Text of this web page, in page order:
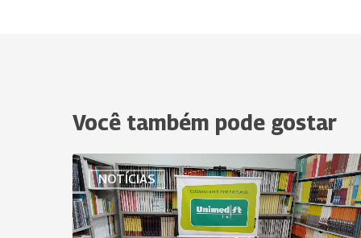
Você também pode gostar
NOTÍCIAS
Uniodonto
e
Unimed
de